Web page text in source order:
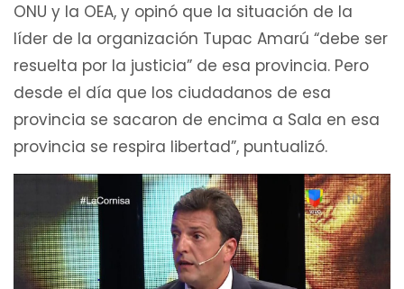
ONU y la OEA, y opinó que la situación de la
líder de la organización Tupac Amarú “debe ser
resuelta por la justicia” de esa provincia. Pero
desde el día que los ciudadanos de esa
provincia se sacaron de encima a Sala en esa
provincia se respira libertad”, puntualizó.